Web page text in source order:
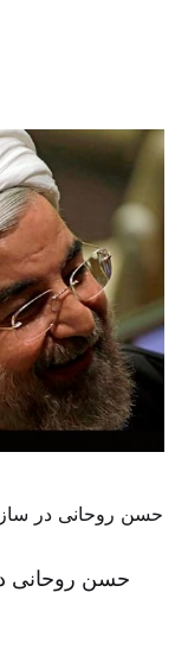
حسن روحانی